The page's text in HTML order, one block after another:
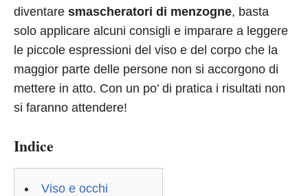
diventare smascheratori di menzogne, basta
solo applicare alcuni consigli e imparare a leggere
le piccole espressioni del viso e del corpo che la
maggior parte delle persone non si accorgono di
mettere in atto. Con un po’ di pratica i risultati non
si faranno attendere!
Indice
Viso e occhi